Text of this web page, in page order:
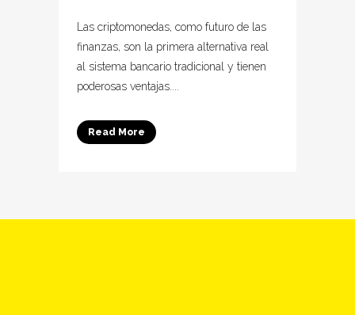
Las criptomonedas, como futuro de las
finanzas, son la primera alternativa real
al sistema bancario tradicional y tienen
poderosas ventajas....
Read More